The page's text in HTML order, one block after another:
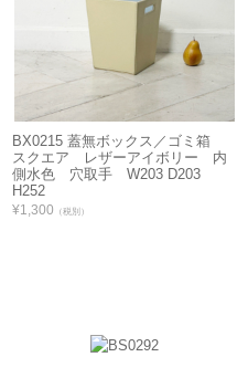
BX0215 蓋無ボックス／ゴミ箱
スクエア レザーアイボリー 内
側水色 穴取手 W203 D203
H252
¥1,300 （税別）